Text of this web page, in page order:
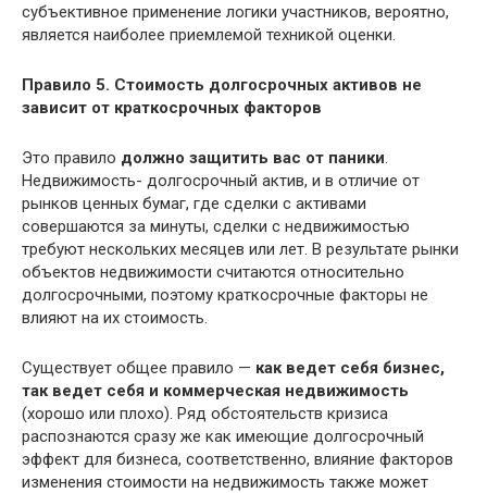
субъективное применение логики участников, вероятно,
является наиболее приемлемой техникой оценки.
Правило 5. Стоимость долгосрочных активов не
зависит от краткосрочных факторов
Это правило должно защитить вас от паники.
Недвижимость- долгосрочный актив, и в отличие от
рынков ценных бумаг, где сделки с активами
совершаются за минуты, сделки с недвижимостью
требуют нескольких месяцев или лет. В результате рынки
объектов недвижимости считаются относительно
долгосрочными, поэтому краткосрочные факторы не
влияют на их стоимость.
Существует общее правило — как ведет себя бизнес,
так ведет себя и коммерческая недвижимость
(хорошо или плохо). Ряд обстоятельств кризиса
распознаются сразу же как имеющие долгосрочный
эффект для бизнеса, соответственно, влияние факторов
изменения стоимости на недвижимость также может